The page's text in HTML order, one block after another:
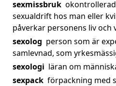
sexmissbruk
sexualdrift hos man eller
påverkar personens liv och
sexolog person som är
samlevnad, som
sexologi läran om
sexpack förpackning med